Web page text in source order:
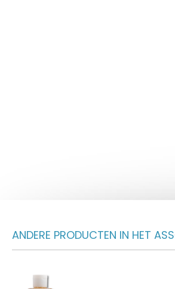
ANDERE PRODUCTEN IN HET